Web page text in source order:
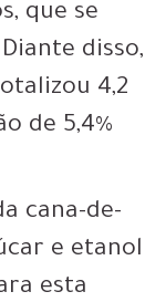
que se
disso,
4,2
de 5,4%
cana-de-
e etanol
esta